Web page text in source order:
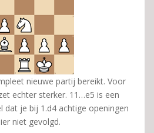
nieuwe partij bereikt. Voor
echter sterker. 11…e5 is een
dat je bij 1.d4 achtige openingen
niet gevolgd.